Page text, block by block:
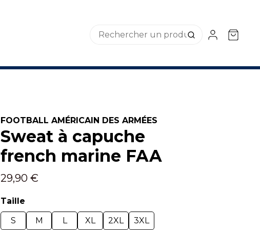
FOOTBALL AMÉRICAIN DES ARMÉES
Sweat à capuche
french marine FAA
29,90 €
Taille
S
M L XL 2XL
3XL